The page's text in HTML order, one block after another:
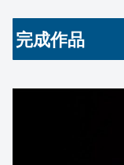
完成作品